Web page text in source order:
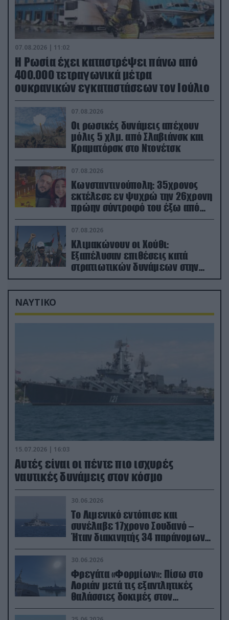
07.08.2026 | 11:02
Η Ρωσία έχει καταστρέψει πάνω από
400.000 τετραγωνικά μέτρα
ουκρανικών εγκαταστάσεων τον Ιούλιο
07.08.2026
Οι ρωσικές δυνάμεις απέχουν
μόλις 5 χλμ. από Σλαβιάνσκ και
Κραματόρσκ στο Ντονέτσκ
07.08.2026
Κωνσταντινούπολη: 35χρονος
εκτέλεσε εν ψυχρώ την 26χρονη
πρώην σύντροφό του έξω από
φαρμακείο (βίντεο)
07.08.2026
Κλιμακώνουν οι Χούθι:
Eξαπέλυσαν επιθέσεις κατά
στρατιωτικών δυνάμεων στην
Υεμένη – Πλήγματα & στη
Σαουδική Αραβία!
ΝΑΥΤΙΚΟ
15.07.2026 | 16:03
Aυτές είναι οι πέντε πιο ισχυρές
ναυτικές δυνάμεις στον κόσμο
30.06.2026
Το Λιμενικό εντόπισε και
συνέλαβε 17χρονο Σουδανό –
Ήταν διακινητής 34 παράνομων
μεταναστών
30.06.2026
Φρεγάτα «Φορμίων»: Πίσω στο
Λοριάν μετά τις εξαντλητικές
θαλάσσιες δοκιμές στον
απαιτητικό Βισκαϊκό